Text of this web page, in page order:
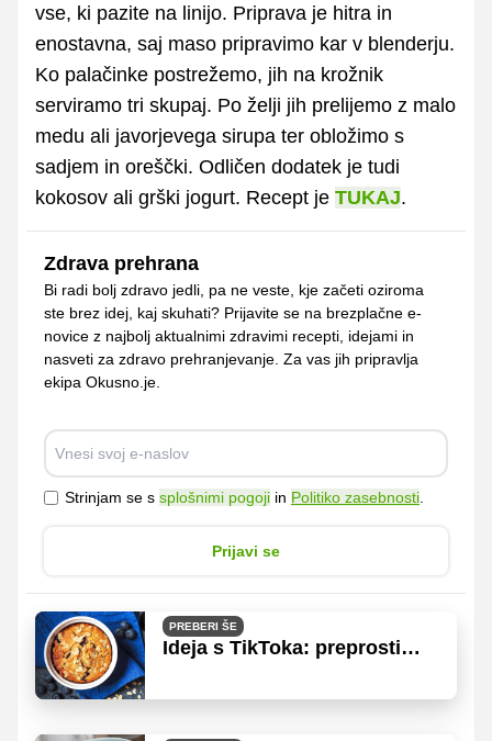
vse, ki pazite na linijo. Priprava je hitra in
enostavna, saj maso pripravimo kar v blenderju.
Ko palačinke postrežemo, jih na krožnik
serviramo tri skupaj. Po želji jih prelijemo z malo
medu ali javorjevega sirupa ter obložimo s
sadjem in oreščki. Odličen dodatek je tudi
kokosov ali grški jogurt. Recept je TUKAJ.
Zdrava prehrana
Bi radi bolj zdravo jedli, pa ne veste, kje začeti oziroma
ste brez idej, kaj skuhati? Prijavite se na brezplačne e-
novice z najbolj aktualnimi zdravimi recepti, idejami in
nasveti za zdravo prehranjevanje. Za vas jih pripravlja
ekipa Okusno.je.
Strinjam se s splošnimi pogoji in Politiko zasebnosti
Prijavi se
PREBERI ŠE
Ideja s TikToka: preprosti